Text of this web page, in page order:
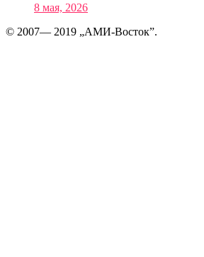
8 мая, 2026
© 2007— 2019 „АМИ-Восток”.